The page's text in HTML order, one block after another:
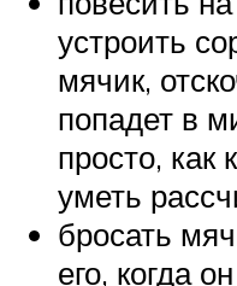
устроить
мячик,
попадет в
просто, как
уметь
бросать
его, когда